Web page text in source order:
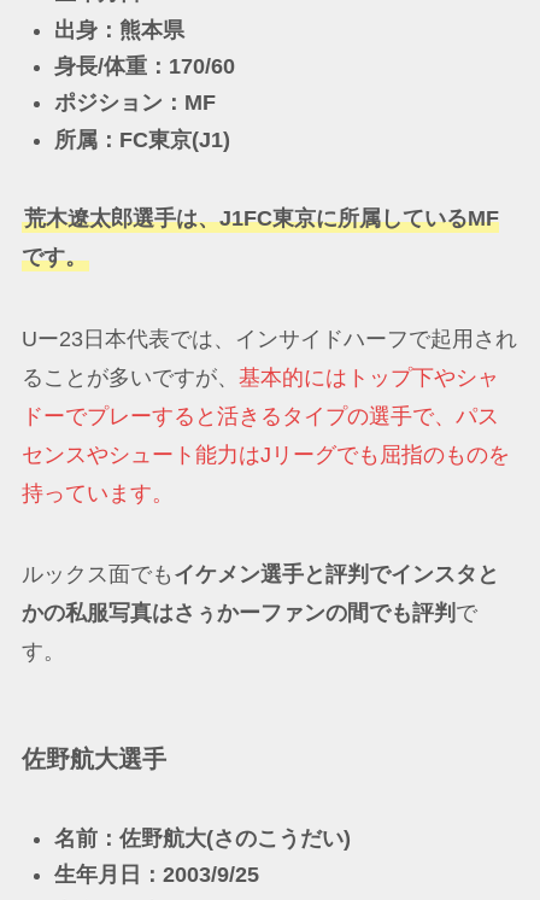
出身：熊本県
身長/体重：170/60
ポジション：MF
所属：FC東京(J1)
荒木遼太郎選手は、J1FC東京に所属しているMF
です。
Uー23日本代表では、インサイドハーフで起用され
ることが多いですが、 基本的にはトップ下やシャ
ドーでプレーすると活きるタイプの選手で、パス
センスやシュート能力はJリーグでも屈指のものを
持っています。
ルックス面でも イケメン選手と評判でインスタと
かの私服写真はさぅかーファンの間でも評判 で
す。
佐野航大選手
名前：佐野航大(さのこうだい)
生年月日：2003/9/25